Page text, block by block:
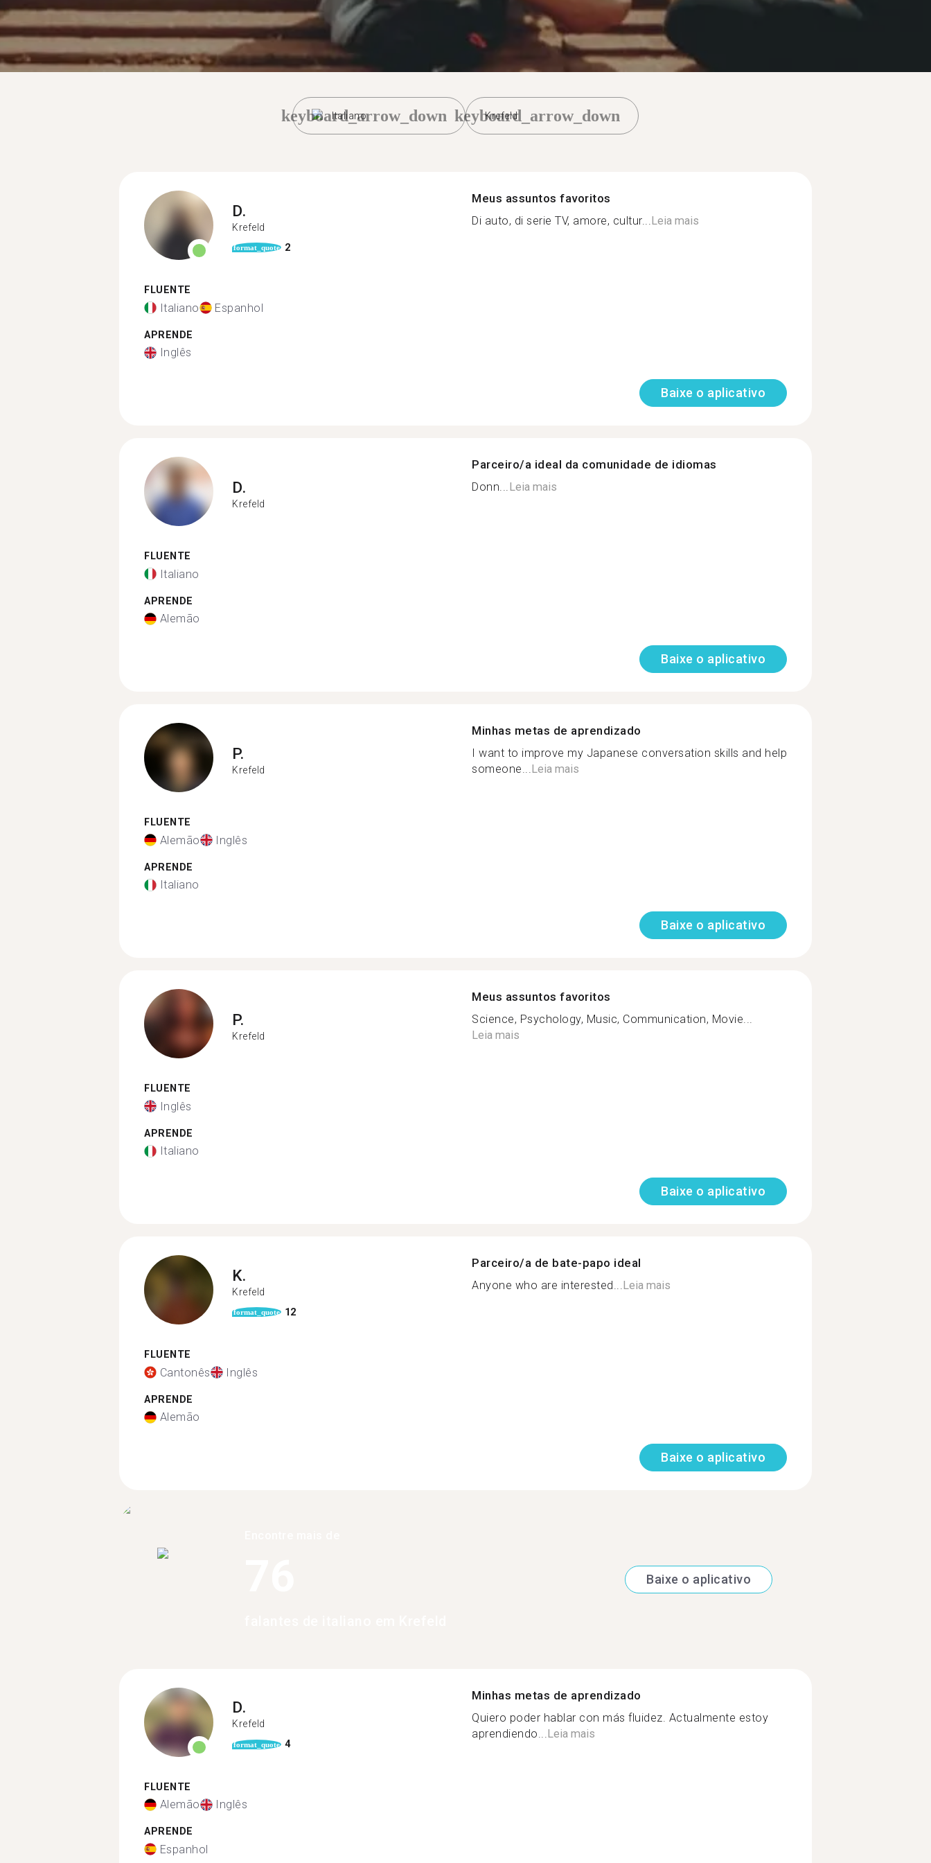
Italiano
keyboard_arrow_down Krefeld
keyboard_arrow_down
D.
Krefeld
format_quote 2
FLUENTE
Italiano Espanhol
APRENDE
Inglês
Meus assuntos favoritos
Di auto, di serie TV, amore, cultur...Leia mais
Baixe o aplicativo
D.
Krefeld
FLUENTE
Italiano
APRENDE
Alemão
Parceiro/a ideal da comunidade de idiomas
Donn...Leia mais
Baixe o aplicativo
P.
Krefeld
FLUENTE
Alemão Inglês
APRENDE
Italiano
Minhas metas de aprendizado
I want to improve my Japanese conversation skills and help
someone...Leia mais
Baixe o aplicativo
P.
Krefeld
FLUENTE
Inglês
APRENDE
Italiano
Meus assuntos favoritos
Science, Psychology, Music, Communication, Movie...
Leia mais
Baixe o aplicativo
K.
Krefeld
format_quote 12
FLUENTE
Cantonês Inglês
APRENDE
Alemão
Parceiro/a de bate-papo ideal
Anyone who are interested...Leia mais
Baixe o aplicativo
Baixe o aplicativo
D.
Krefeld
format_quote 4
FLUENTE
Alemão Inglês
APRENDE
Espanhol
Minhas metas de aprendizado
Quiero poder hablar con más fluidez. Actualmente estoy
aprendiendo... Leia mais